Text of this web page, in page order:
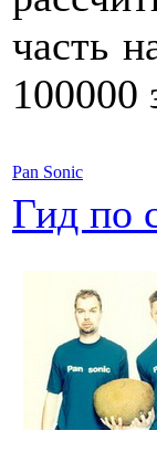
часть
100000
Pan Sonic
Гид по